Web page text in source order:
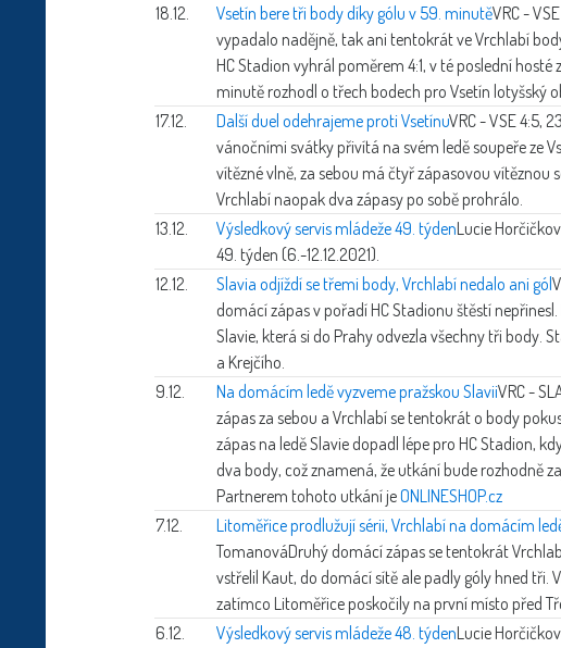
18.12.
Vsetín bere tři body díky gólu v 59. minutěVRC -
vypadalo nadějně, tak ani tentokrát ve Vrchlabí
HC Stadion vyhrál poměrem 4:1, v té poslední
minutě rozhodl o třech bodech pro Vsetín lotyšský
17.12.
Další duel odehrajeme proti VsetínuVRC - VSE 4:5,
vánočními svátky přivítá na svém ledě soupeře ze
vítězné vlně, za sebou má čtyř zápasovou vítěznou
Vrchlabí naopak dva zápasy po sobě prohrálo.
13.12.
Výsledkový servis mládeže 49. týdenLucie
49. týden (6.-12.12.2021).
12.12.
Slavia odjíždí se třemi body, Vrchlabí nedalo ani gól
domácí zápas v pořadí HC Stadionu štěstí
Slavie, která si do Prahy odvezla všechny tři body.
a Krejčího.
9.12.
Na domácím ledě vyzveme pražskou SlaviiVRC -
zápas za sebou a Vrchlabí se tentokrát o body
zápas na ledě Slavie dopadl lépe pro HC Stadion,
dva body, což znamená, že utkání bude rozhodně
Partnerem tohoto utkání jeONLINESHOP.cz
7.12.
Litoměřice prodlužují sérii, Vrchlabí na domácím
TomanováDruhý domácí zápas se tentokrát
vstřelil Kaut, do domácí sítě ale padly góly hned tři.
zatímco Litoměřice poskočily na první místo před
6.12.
Výsledkový servis mládeže 48. týdenLucie